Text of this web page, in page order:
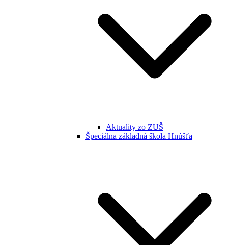
Aktuality zo ZUŠ
Špeciálna základná škola Hnúšťa